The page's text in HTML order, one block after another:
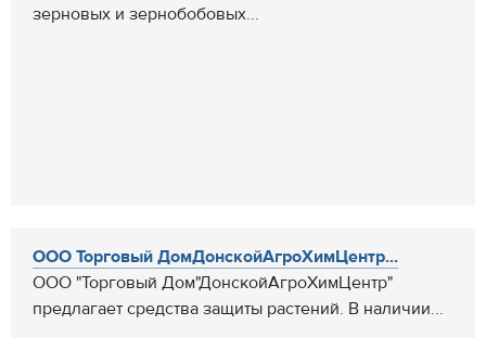
зерновых и зернобобовых...
ООО Торговый ДомДонскойАгроХимЦентр...
ООО "Торговый Дом"ДонскойАгроХимЦентр"
предлагает средства защиты растений. В наличии...